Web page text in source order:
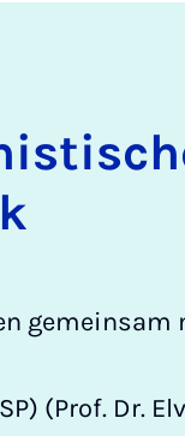
gemeinsam
(Prof. Dr.